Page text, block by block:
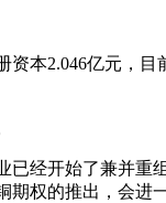
本2.046亿元，
已经开始了兼并
权的推出，会